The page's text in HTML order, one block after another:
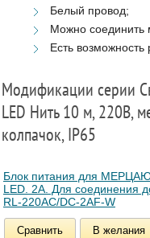
Белый провод;
Можно соединить
Есть
Модификации серии
LED Нить 10 м, 220В,
колпачок, IP65
Блок питания для
LED. 2А. Для соединения
RL-220AC/DC-2AF-W
Сравнить В желания